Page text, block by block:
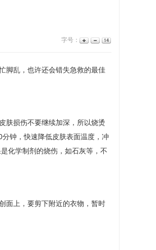
字号：
乱，也许还会错失急救的最佳
损伤不要继续加深，所以烧烫
钟，快速降低皮肤表面温度，冲
化学制剂的烧伤，如石灰等，不
面上，要剪下附近的衣物，暂时